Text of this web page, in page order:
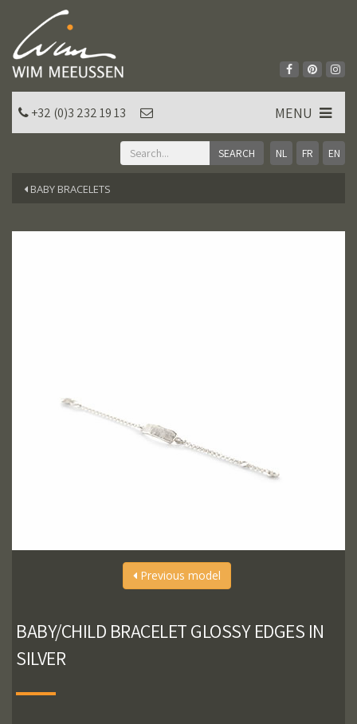
NL FR EN
+32 (0)3 232 19 13 MENU
BABY BRACELETS
Previous model
BABY/CHILD BRACELET GLOSSY EDGES IN
SILVER